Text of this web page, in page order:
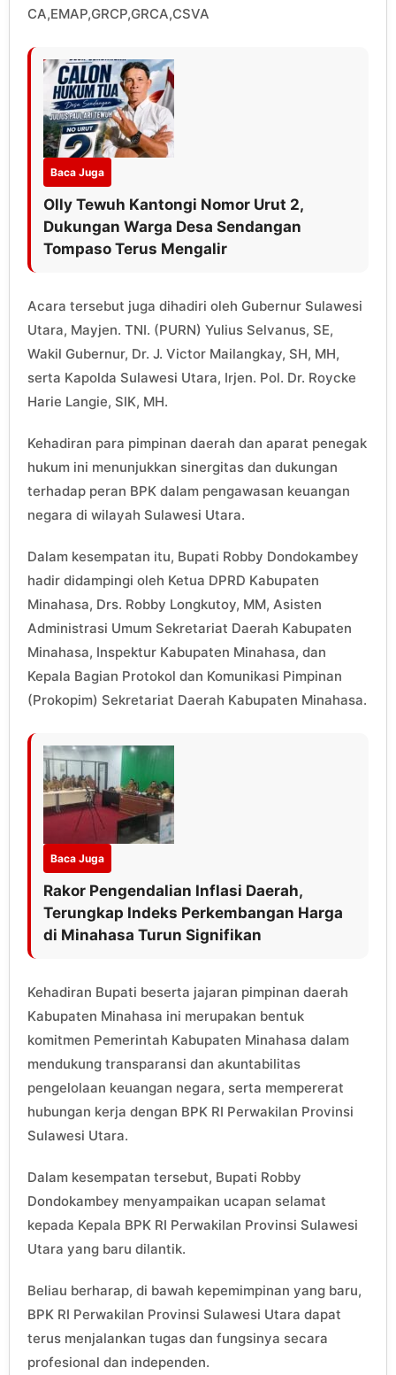
CA,EMAP,GRCP,GRCA,CSVA
Baca Juga
Olly Tewuh Kantongi Nomor Urut 2,
Dukungan Warga Desa Sendangan
Tompaso Terus Mengalir
Acara tersebut juga dihadiri oleh Gubernur Sulawesi
Utara, Mayjen. TNI. (PURN) Yulius Selvanus, SE,
Wakil Gubernur, Dr. J. Victor Mailangkay, SH, MH,
serta Kapolda Sulawesi Utara, Irjen. Pol. Dr. Roycke
Harie Langie, SIK, MH.
Kehadiran para pimpinan daerah dan aparat penegak
hukum ini menunjukkan sinergitas dan dukungan
terhadap peran BPK dalam pengawasan keuangan
negara di wilayah Sulawesi Utara.
Dalam kesempatan itu, Bupati Robby Dondokambey
hadir didampingi oleh Ketua DPRD Kabupaten
Minahasa, Drs. Robby Longkutoy, MM, Asisten
Administrasi Umum Sekretariat Daerah Kabupaten
Minahasa, Inspektur Kabupaten Minahasa, dan
Kepala Bagian Protokol dan Komunikasi Pimpinan
(Prokopim) Sekretariat Daerah Kabupaten Minahasa.
Baca Juga
Rakor Pengendalian Inflasi Daerah,
Terungkap Indeks Perkembangan Harga
di Minahasa Turun Signifikan
Kehadiran Bupati beserta jajaran pimpinan daerah
Kabupaten Minahasa ini merupakan bentuk
komitmen Pemerintah Kabupaten Minahasa dalam
mendukung transparansi dan akuntabilitas
pengelolaan keuangan negara, serta mempererat
hubungan kerja dengan BPK RI Perwakilan Provinsi
Sulawesi Utara.
Dalam kesempatan tersebut, Bupati Robby
Dondokambey menyampaikan ucapan selamat
kepada Kepala BPK RI Perwakilan Provinsi Sulawesi
Utara yang baru dilantik.
Beliau berharap, di bawah kepemimpinan yang baru,
BPK RI Perwakilan Provinsi Sulawesi Utara dapat
terus menjalankan tugas dan fungsinya secara
profesional dan independen.